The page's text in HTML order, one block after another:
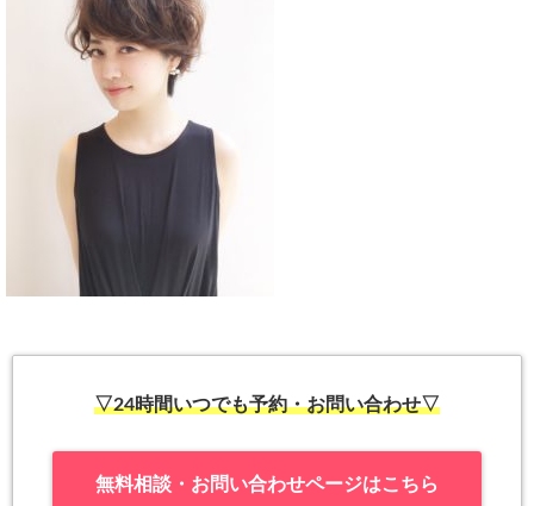
▽24時間いつでも予約・お問い合わせ▽
無料相談・お問い合わせページはこちら